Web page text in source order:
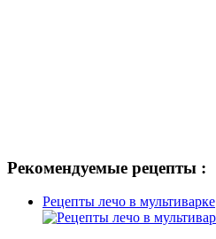
Рекомендуемые рецепты :
Рецепты лечо в мультиварке